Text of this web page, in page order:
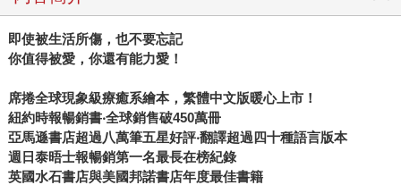
即使被生活所傷，也不要忘記
你值得被愛，你還有能力愛！
席捲全球現象級療癒系繪本，繁體中文版暖心上市！
紐約時報暢銷書‧全球銷售破450萬冊
亞馬遜書店超過八萬筆五星好評‧翻譯超過四十種語言版本
週日泰晤士報暢銷第一名最長在榜紀錄
英國水石書店與美國邦諾書店年度最佳書籍